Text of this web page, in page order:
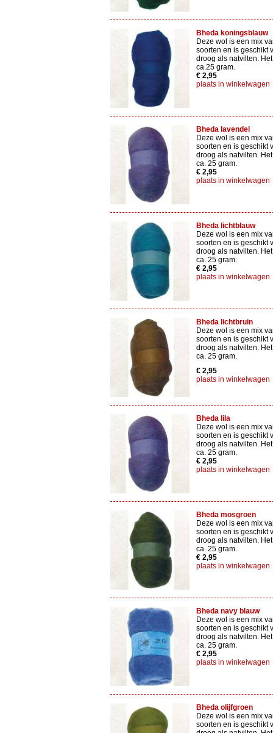
Bheda koningsblauw
Deze wol is een mix
soorten en is geschikt
droog als natvilten.
ca.25 gram.
€ 2,95
plaats in winkelwagen
Bheda lavendel
Deze wol is een mix
soorten en is geschikt
droog als natvilten.
ca. 25 gram.
€ 2,95
plaats in winkelwagen
Bheda lichtblauw
Deze wol is een mix
soorten en is geschikt
droog als natvilten.
ca. 25 gram.
€ 2,95
plaats in winkelwagen
Bheda lichtbruin
Deze wol is een mix
soorten en is geschikt
droog als natvilten.
ca. 25 gram.
€ 2,95
plaats in winkelwagen
Bheda lila
Deze wol is een mix
soorten en is geschikt
droog als natvilten.
ca. 25 gram.
€ 2,95
plaats in winkelwagen
Bheda mosgroen
Deze wol is een mix
soorten en is geschikt
droog als natvilten.
ca. 25 gram.
€ 2,95
plaats in winkelwagen
Bheda navy blauw
Deze wol is een mix
soorten en is geschikt
droog als natvilten.
ca. 25 gram.
€ 2,95
plaats in winkelwagen
Bheda olijfgroen
Deze wol is een mix
soorten en is geschikt